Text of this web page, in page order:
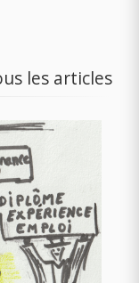
les articles